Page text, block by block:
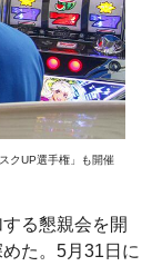
クUP選手権」も開催
る懇親会を開
た。5月31日に